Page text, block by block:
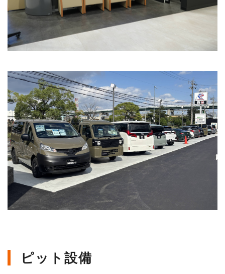
ピット設備